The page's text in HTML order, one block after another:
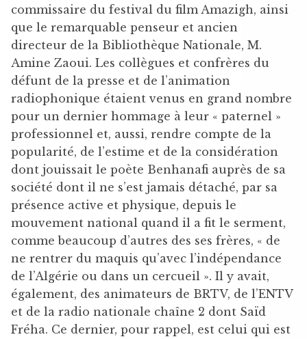
commissaire du festival du film Amazigh, ainsi
que le remarquable penseur et ancien
directeur de la Bibliothèque Nationale, M.
Amine Zaoui. Les collègues et confrères du
défunt de la presse et de l’animation
radiophonique étaient venus en grand nombre
pour un dernier hommage à leur « paternel »
professionnel et, aussi, rendre compte de la
popularité, de l’estime et de la considération
dont jouissait le poète Benhanafi auprès de sa
société dont il ne s’est jamais détaché, par sa
présence active et physique, depuis le
mouvement national quand il a fit le serment,
comme beaucoup d’autres des ses frères, « de
ne rentrer du maquis qu’avec l’indépendance
de l’Algérie ou dans un cercueil ». Il y avait,
également, des animateurs de BRTV, de l’ENTV
et de la radio nationale chaîne 2 dont Saïd
Fréha. Ce dernier, pour rappel, est celui qui est